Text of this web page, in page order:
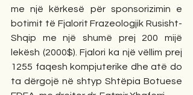
me një kërkesë për sponsorizimin e
botimit të Fjalorit Frazeologjik Rusisht-
Shqip me një shumë prej 200 mijë
lekësh (2000$). Fjalori ka një vëllim prej
1255 faqesh kompjuterike dhe atë do
ta dërgojë në shtyp Shtëpia Botuese